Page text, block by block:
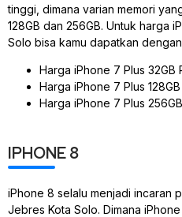
tinggi, dimana varian memori
128GB dan 256GB. Untuk harga
Solo bisa kamu dapatkan
Harga iPhone 7 Plus 32GB
Harga iPhone 7 Plus
Harga iPhone 7 Plus
IPHONE 8
iPhone 8 selalu menjadi incaran
Jebres Kota Solo. Dimana